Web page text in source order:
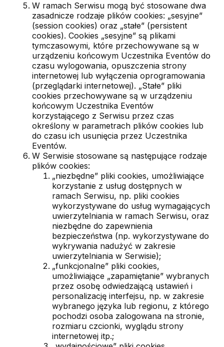
W ramach Serwisu mogą być stosowane dwa
zasadnicze rodzaje plików cookies: „sesyjne”
(session cookies) oraz „stałe” (persistent
cookies). Cookies „sesyjne” są plikami
tymczasowymi, które przechowywane są w
urządzeniu końcowym Uczestnika Eventów do
czasu wylogowania, opuszczenia strony
internetowej lub wyłączenia oprogramowania
(przeglądarki internetowej). „Stałe” pliki
cookies przechowywane są w urządzeniu
końcowym Uczestnika Eventów
korzystającego z Serwisu przez czas
określony w parametrach plików cookies lub
do czasu ich usunięcia przez Uczestnika
Eventów.
W Serwisie stosowane są następujące rodzaje
plików cookies:
„niezbędne” pliki cookies, umożliwiające
korzystanie z usług dostępnych w
ramach Serwisu, np. pliki cookies
wykorzystywane do usług wymagających
uwierzytelniania w ramach Serwisu, oraz
niezbędne do zapewnienia
bezpieczeństwa (np. wykorzystywane do
wykrywania nadużyć w zakresie
uwierzytelniania w Serwisie);
„funkcjonalne” pliki cookies,
umożliwiające „zapamiętanie” wybranych
przez osobę odwiedzającą ustawień i
personalizację interfejsu, np. w zakresie
wybranego języka lub regionu, z którego
pochodzi osoba zalogowana na stronie,
rozmiaru czcionki, wyglądu strony
internetowej itp.;